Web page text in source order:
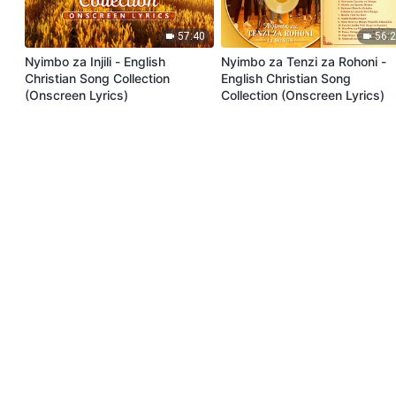
57:40
Nyimbo za Injili - English
Christian Song Collection
(Onscreen Lyrics)
Nyimbo za Tenzi za Rohoni -
English Christian Song
Collection (Onscreen Lyrics)